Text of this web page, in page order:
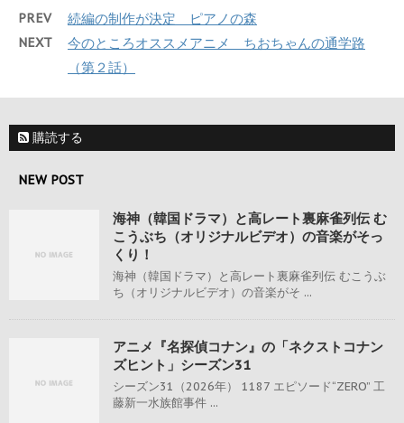
PREV 続編の制作が決定 ピアノの森
NEXT
今のところオススメアニメ ちおちゃんの通学路
（第２話）
購読する
NEW POST
海神（韓国ドラマ）と高レート裏麻雀列伝 む
こうぶち（オリジナルビデオ）の音楽がそっ
くり！
海神（韓国ドラマ）と高レート裏麻雀列伝 むこうぶ
ち（オリジナルビデオ）の音楽がそ ...
アニメ『名探偵コナン』の「ネクストコナン
ズヒント」シーズン31
シーズン31（2026年） 1187 エピソード“ZERO” 工
藤新一水族館事件 ...